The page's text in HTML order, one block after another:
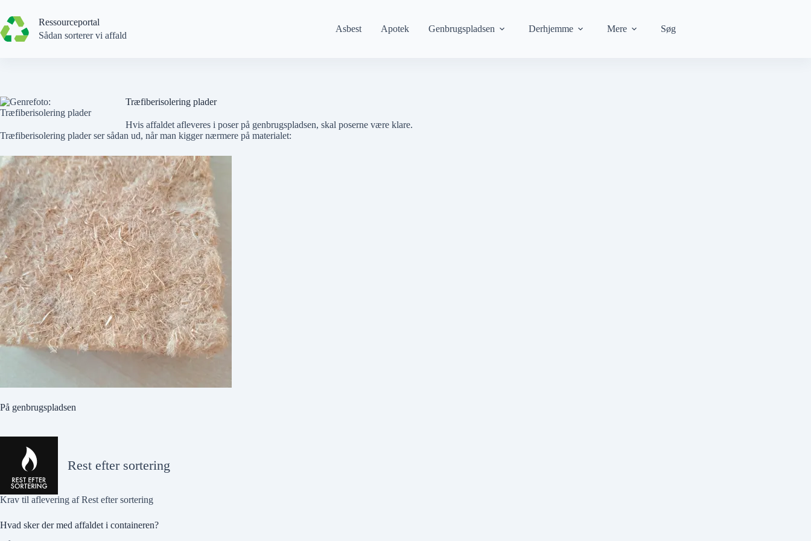
indhold
Ressourceportal
Sådan sorterer vi affald
Asbest Apotek Genbrugspladsen Derhjemme Mere Søg
Træfiberisolering plader
Hvis affaldet afleveres i poser på genbrugspladsen, skal poserne være klare.
Træfiberisolering plader ser sådan ud, når man kigger nærmere på materialet:
På genbrugspladsen
Rest efter sortering
Krav til aflevering af Rest efter sortering
Hvad sker der med affaldet i containeren?